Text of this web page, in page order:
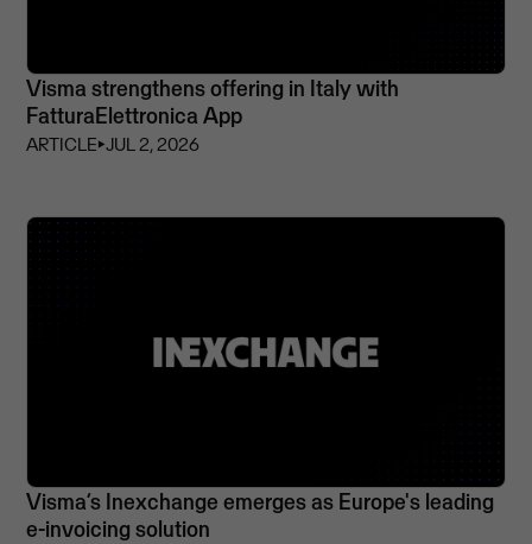
Visma strengthens offering in Italy with
FatturaElettronica App
ARTICLE⏵JUL 2, 2026
Visma’s Inexchange emerges as Europe's leading
e-invoicing solution